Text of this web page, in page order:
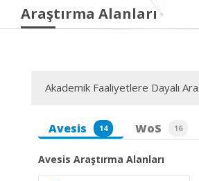
Araştırma Alanları
Akademik Faaliyetlere Dayalı
Avesis 14 WoS 16
Avesis Araştırma Alanları